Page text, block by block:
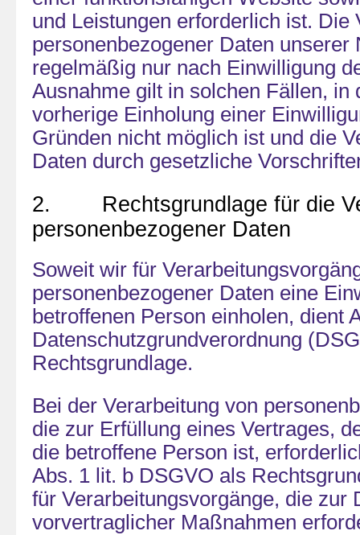
und Leistungen erforderlich ist. Die
personenbezogener Daten unserer
regelmäßig nur nach Einwilligung
Ausnahme gilt in solchen Fällen, in
vorherige Einholung einer
Gründen nicht möglich ist und die
Daten durch gesetzliche
2. Rechtsgrundlage für die
personenbezogener Daten
Soweit wir für
personenbezogener Daten eine
betroffenen Person einholen, dient
Datenschutzgrundverordnung
Rechtsgrundlage.
Bei der Verarbeitung von
die zur Erfüllung eines Vertrages,
die betroffene Person ist,
Abs. 1 lit. b DSGVO als
für Verarbeitungsvorgänge, die zur
vorvertraglicher Maßnahmen